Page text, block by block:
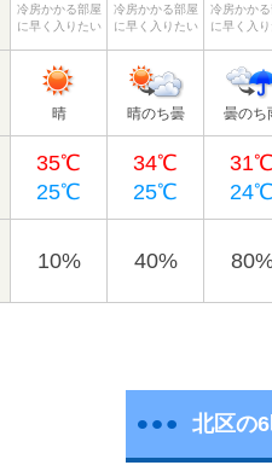
冷房かかる部屋
に早く入りたい
冷房かかる部屋
に早く入りたい
冷房かかる
に早く入
晴 晴のち曇 曇のち
35℃
25℃
34℃
25℃
31℃
24℃
10% 40%
北区の